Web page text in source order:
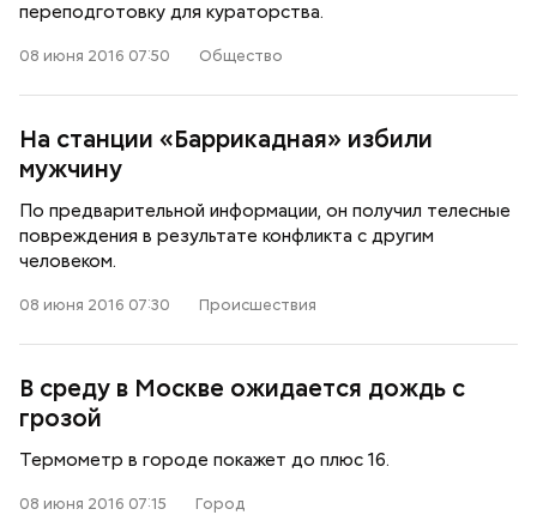
переподготовку для кураторства.
08 июня 2016 07:50 Общество
На станции «Баррикадная» избили
мужчину
По предварительной информации, он получил телесные
повреждения в результате конфликта с другим
человеком.
08 июня 2016 07:30 Происшествия
В среду в Москве ожидается дождь с
грозой
Термометр в городе покажет до плюс 16.
08 июня 2016 07:15 Город